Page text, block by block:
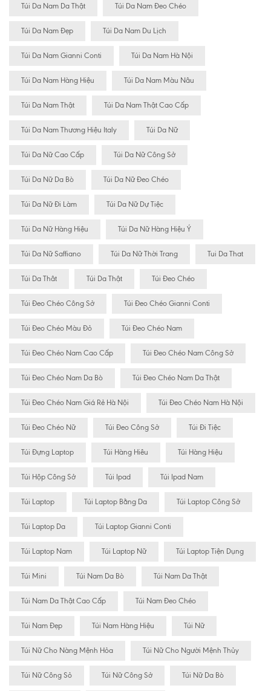
Túi Da Nam Da Thật Túi Da Nam Đeo Chéo
Túi Da Nam Đẹp Túi Da Nam Du Lịch
Túi Da Nam Gianni Conti Túi Da Nam Hà Nội
Túi Da Nam Hàng Hiệu Túi Da Nam Màu Nâu
Túi Da Nam Thật Túi Da Nam Thật Cao Cấp
Túi Da Nam Thương Hiệu Italy Túi Da Nữ
Túi Da Nữ Cao Cấp Túi Da Nữ Công Sở
Túi Da Nữ Da Bò Túi Da Nữ Đeo Chéo
Túi Da Nữ Đi Làm Túi Da Nữ Dự Tiệc
Túi Da Nữ Hàng Hiệu Túi Da Nữ Hàng Hiệu Ý
Túi Da Nữ Saffiano Túi Da Nữ Thời Trang Tui Da That
Túi Da Thât Túi Da Thật Túi Đeo Chéo
Túi Đeo Chéo Công Sở Túi Đeo Chéo Gianni Conti
Túi Đeo Chéo Màu Đỏ Túi Đeo Chéo Nam
Túi Đeo Chéo Nam Cao Cấp Túi Đeo Chéo Nam Công Sở
Túi Đeo Chéo Nam Da Bò Túi Đeo Chéo Nam Da Thật
Túi Đeo Chéo Nam Giá Rẻ Hà Nội Túi Đeo Chéo Nam Hà Nội
Túi Đeo Chéo Nữ Túi Đeo Công Sở Túi Đi Tiệc
Túi Đựng Laptop Túi Hàng Hiêu Túi Hàng Hiệu
Túi Hộp Công Sở Túi Ipad Túi Ipad Nam
Túi Laptop Túi Laptop Bằng Da Túi Laptop Công Sở
Túi Laptop Da Túi Laptop Gianni Conti
Túi Laptop Nam Túi Laptop Nữ Túi Laptop Tiện Dụng
Túi Mini Túi Nam Da Bò Túi Nam Da Thật
Túi Nam Da Thật Cao Cấp Túi Nam Đeo Chéo
Túi Nam Đẹp Túi Nam Hàng Hiệu Túi Nữ
Túi Nữ Cho Nàng Mệnh Hỏa Túi Nữ Cho Người Mệnh Thủy
Túi Nữ Công Sỏ Túi Nữ Công Sở Túi Nữ Da Bò